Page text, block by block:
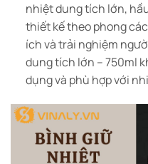
nhiệt dung tích lớn,
thiết kế theo phong
ích và trải nghiệm
dung tích lớn – 750ml
dụng và phù hợp với